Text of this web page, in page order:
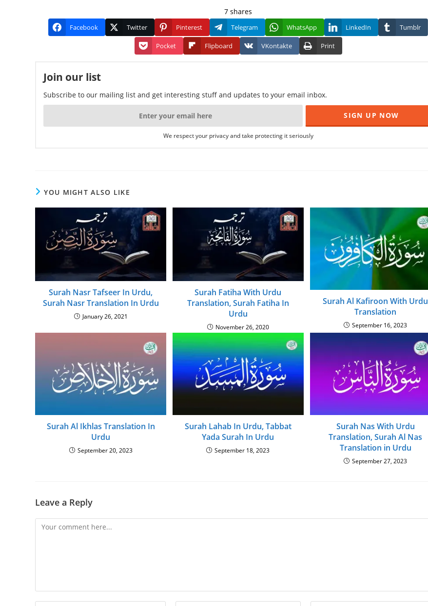
7 shares
Facebook Twitter Pinterest Telegram WhatsApp LinkedIn Tumblr
Pocket Flipboard VKontakte Print
Join our list
Subscribe to our mailing list and get interesting stuff and updates to your email inbox.
We respect your privacy and take protecting it seriously
YOU MIGHT ALSO LIKE
Surah Nasr Tafseer In Urdu,
Surah Nasr Translation In Urdu
January 26, 2021
Surah Fatiha With Urdu
Translation, Surah Fatiha In
Urdu
November 26, 2020
Surah Al Kafiroon With Urdu
Translation
September 16, 2023
Surah Al Ikhlas Translation In
Urdu
September 20, 2023
Surah Lahab In Urdu, Tabbat
Yada Surah In Urdu
September 18, 2023
Surah Nas With Urdu
Translation, Surah Al Nas
Translation in Urdu
September 27, 2023
Leave a Reply
Comment